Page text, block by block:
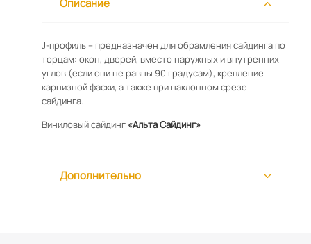
Описание
J-профиль – предназначен для обрамления сайдинга по
торцам: окон, дверей, вместо наружных и внутренних
углов (если они не равны 90 градусам), крепление
карнизной фаски, а также при наклонном срезе
сайдинга.
Виниловый сайдинг «Альта Сайдинг»
Дополнительно